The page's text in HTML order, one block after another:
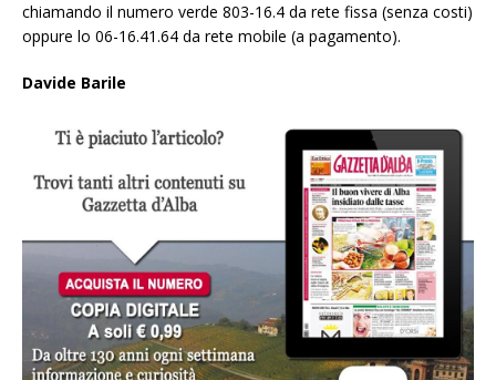
chiamando il numero verde 803-16.4 da rete fissa (senza costi)
oppure lo 06-16.41.64 da rete mobile (a pagamento).
Davide Barile